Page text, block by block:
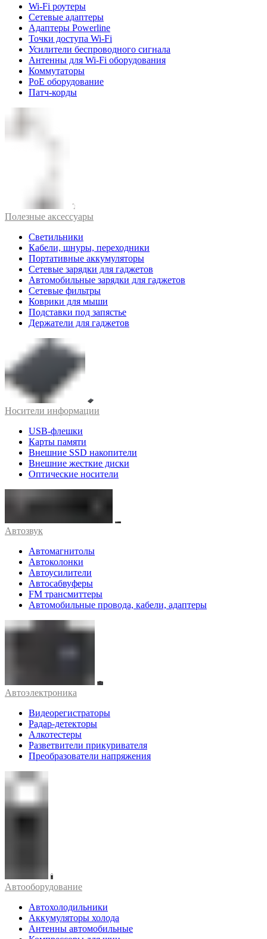
Wi-Fi роутеры
Сетевые адаптеры
Адаптеры Powerline
Точки доступа Wi-Fi
Усилители беспроводного сигнала
Антенны для Wi-Fi оборудования
Коммутаторы
PoE оборудование
Патч-корды
Полезные аксессуары
Светильники
Кабели, шнуры, переходники
Портативные аккумуляторы
Сетевые зарядки для гаджетов
Автомобильные зарядки для гаджетов
Сетевые фильтры
Коврики для мыши
Подставки под запястье
Держатели для гаджетов
Носители информации
USB-флешки
Карты памяти
Внешние SSD накопители
Внешние жесткие диски
Оптические носители
Автозвук
Автомагнитолы
Автоколонки
Автоусилители
Автосабвуферы
FM трансмиттеры
Автомобильные провода, кабели, адаптеры
Автоэлектроника
Видеорегистраторы
Радар-детекторы
Алкотестеры
Разветвители прикуривателя
Преобразователи напряжения
Автооборудование
Автохолодильники
Аккумуляторы холода
Антенны автомобильные